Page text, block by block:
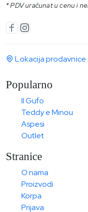
* PDV uračunat u cenu i
Lokacija prodavnice
Popularno
Il Gufo
Teddy e Minou
Aspesi
Outlet
Stranice
O nama
Proizvodi
Korpa
Prijava